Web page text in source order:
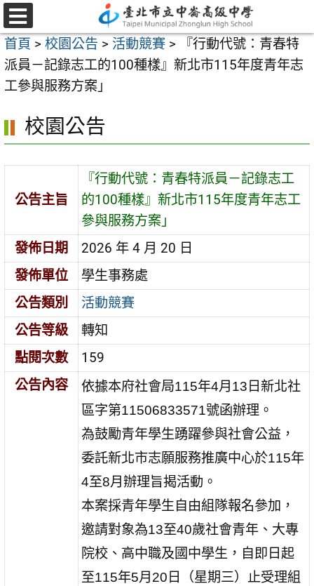
跳
至
主
要
內
區
選
單
首頁 > 校園公告 > 活動競賽 >
『行動代號：青春特
派員－記錄志工的100種樣』新北市115年度青年志
工參與服務方案」
校園公告
公告主旨
『行動代號：青春特派員－記錄志工
的100種樣』新北市115年度青年志工
參與服務方案」
發佈日期
2026 年 4 月 20 日
發佈單位
學生事務處
公告類別
活動競賽
公告等級
轉知
點閱次數
159
公告內容
依據本府社會局115年4月13日新北社
區字第11506833571號函辦理。
為鼓勵青年學生踴躍參與社會公益，
委託新北市志願服務推廣中心於115年
4至8月辦理旨揭活動。
本案採青年學生自由組隊報名參加，
邀請對象為13至40歲社會青年、大專
院校、高中職及國中學生，自即日起
至115年5月20日（星期三）止受理組